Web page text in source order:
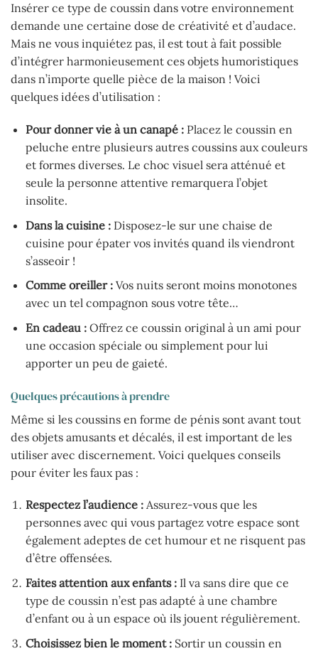
Insérer ce type de coussin dans votre environnement
demande une certaine dose de créativité et d’audace.
Mais ne vous inquiétez pas, il est tout à fait possible
d’intégrer harmonieusement ces objets humoristiques
dans n’importe quelle pièce de la maison ! Voici
quelques idées d’utilisation :
Pour donner vie à un canapé :Placez le coussin en
peluche entre plusieurs autres coussins aux couleurs
et formes diverses. Le choc visuel sera atténué et
seule la personne attentive remarquera l’objet
insolite.
Dans la cuisine :Disposez-le sur une chaise de
cuisine pour épater vos invités quand ils viendront
s’asseoir !
Comme oreiller :Vos nuits seront moins monotones
avec un tel compagnon sous votre tête…
En cadeau :Offrez ce coussin original à un ami pour
une occasion spéciale ou simplement pour lui
apporter un peu de gaieté.
Quelques précautions à prendre
Même si les coussins en forme de pénis sont avant tout
des objets amusants et décalés, il est important de les
utiliser avec discernement. Voici quelques conseils
pour éviter les faux pas :
Respectez l’audience :Assurez-vous que les
personnes avec qui vous partagez votre espace sont
également adeptes de cet humour et ne risquent pas
d’être offensées.
Faites attention aux enfants :Il va sans dire que ce
type de coussin n’est pas adapté à une chambre
d’enfant ou à un espace où ils jouent régulièrement.
Choisissez bien le moment :Sortir un coussin en